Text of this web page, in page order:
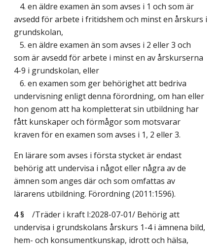
4. en äldre examen än som avses i 1 och som är
avsedd för arbete i fritidshem och minst en årskurs i
grundskolan,
5. en äldre examen än som avses i 2 eller 3 och
som är avsedd för arbete i minst en av årskurserna
4-9 i grundskolan, eller
6. en examen som ger behörighet att bedriva
undervisning enligt denna förordning, om han eller
hon genom att ha kompletterat sin utbildning har
fått kunskaper och förmågor som motsvarar
kraven för en examen som avses i 1, 2 eller 3.
En lärare som avses i första stycket är endast
behörig att undervisa i något eller några av de
ämnen som anges där och som omfattas av
lärarens utbildning. Förordning (2011:1596).
4 §
/Träder i kraft I:2028-07-01/ Behörig att
undervisa i grundskolans årskurs 1-4 i ämnena bild,
hem- och konsumentkunskap, idrott och hälsa,